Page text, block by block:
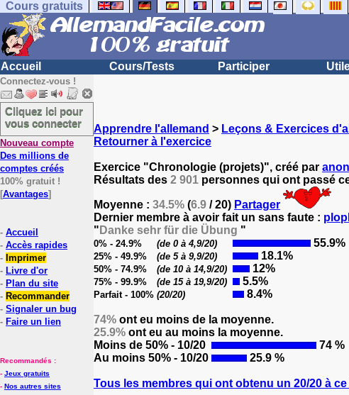
Cours gratuits
Accueil Cours/Tests Participer
Connectez-vous !
Cliquez ici pour
vous connecter
Nouveau compte
Des millions de
comptes créés
100% gratuit !
[Avantages]
- Accueil
- Accès rapides
- Imprimer
- Livre d'or
- Plan du site
- Recommander
- Signaler un bug
- Faire un lien
Recommandés :
- Jeux gratuits
- Nos autres sites
Apprendre l'allemand > Leçons & Exercices
Retourner à l'exercice
Exercice "Chronologie (projets)", créé par
Résultats des 2 901 personnes qui ont passé
Moyenne : 34.5% (6.9 / 20) Partager
Dernier membre à avoir fait un sans faute :
" Danke sehr für die Übung "
0% - 24.9% (de 0 à 4,9/20) 55.9%
25% - 49.9% (de 5 à 9,9/20) 18.1%
50% - 74.9% (de 10 à 14,9/20) 12%
75% - 99.9% (de 15 à 19,9/20) 5.5%
Parfait - 100% (20/20) 8.4%
74% ont eu moins de la moyenne.
25.9% ont eu au moins la moyenne.
Moins de 50% - 10/20
74 %
Au moins 50% - 10/20
25.9 %
Tous les membres qui ont obtenu un 20/20 à